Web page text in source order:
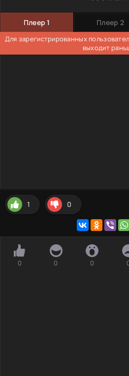
Плеер 1 Плеер 2
Для зарегистрированных
выходит
1 0
0 0 0